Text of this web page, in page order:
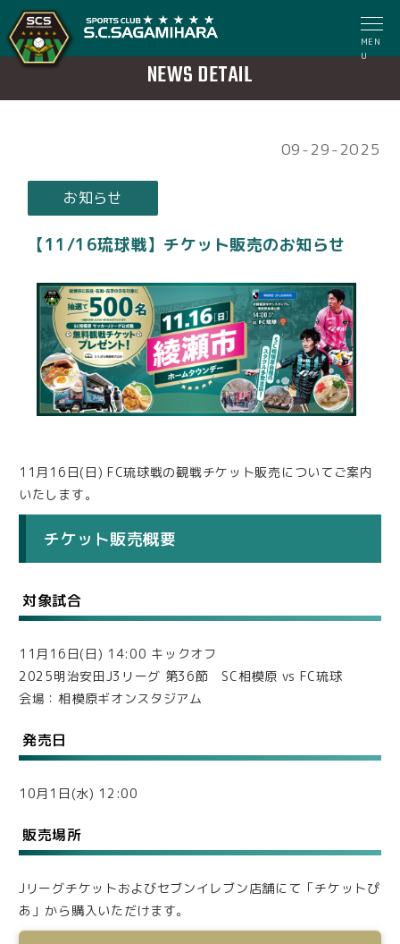
MEN
U
NEWS DETAIL
09-29-2025
お知らせ
【11/16琉球戦】チケット販売のお知らせ
11月16日(日) FC琉球戦の観戦チケット販売についてご案内
いたします。
チケット販売概要
対象試合
11月16日(日) 14:00 キックオフ
2025明治安田J3リーグ 第36節 SC相模原 vs FC琉球
会場：相模原ギオンスタジアム
発売日
10月1日(水) 12:00
販売場所
Jリーグチケットおよびセブンイレブン店舗にて「チケットぴ
あ」から購入いただけます。